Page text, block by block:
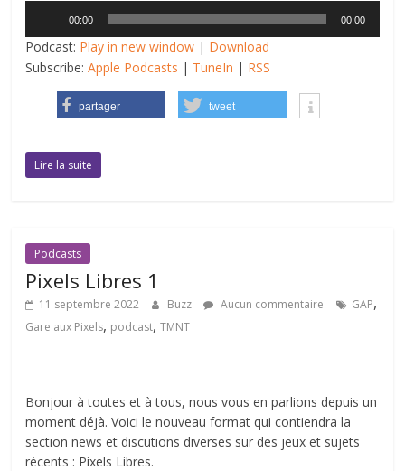
audio
00:00 00:00
Podcast: Play in new window | Download
Subscribe:Apple Podcasts | TuneIn | RSS
partager tweet
Lire la suite
Podcasts
Pixels Libres 1
11 septembre 2022 Buzz Aucun commentaire GAP,
Gare aux Pixels, podcast,TMNT
Bonjour à toutes et à tous, nous vous en parlions depuis un
moment déjà. Voici le nouveau format qui contiendra la
section news et discutions diverses sur des jeux et sujets
récents : Pixels Libres.